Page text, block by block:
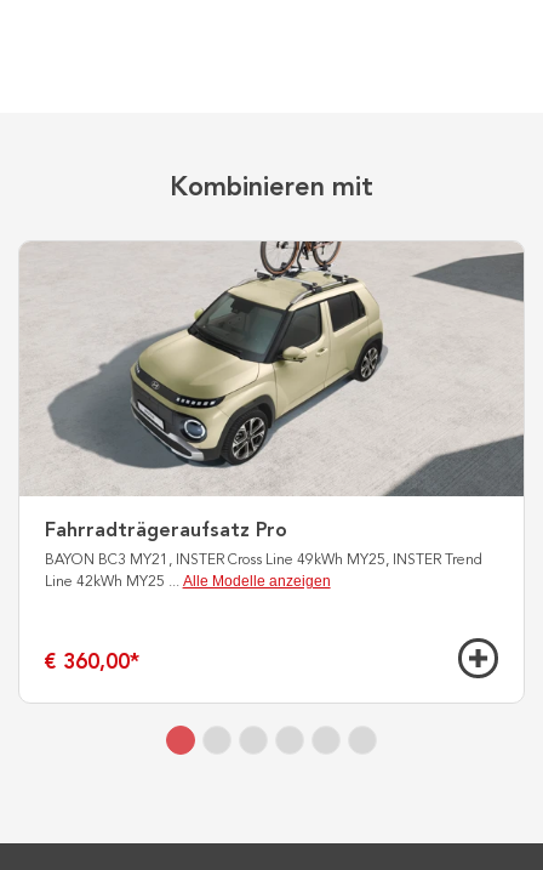
Kombinieren mit
Fahrradträgeraufsatz Pro
BAYON BC3 MY21, INSTER Cross Line 49kWh MY25, INSTER Trend
Line 42kWh MY25 ... Alle Modelle anzeigen
€ 360,00*